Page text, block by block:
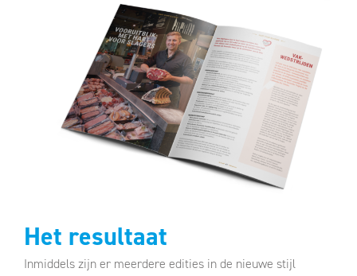
Het resultaat
Inmiddels zijn er meerdere edities in de nieuwe stijl